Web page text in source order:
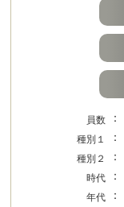
員数 ：
種別１
：
種別２
：
時代
：
年代
：